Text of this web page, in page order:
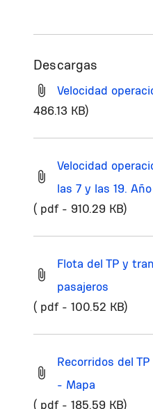
Descargas
Velocidad
486.13 KB)
Velocidad
las 7 y las 19.
( pdf - 910.29 KB)
Flota del TP y
pasajeros
( pdf - 100.52 KB)
Recorridos del
- Mapa
( pdf - 185.59 KB)